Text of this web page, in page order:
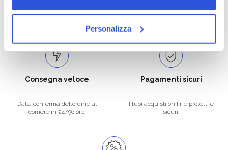
Personalizza
per soddisfare tutte le esigenze.
la spedizione la regaliamo noi.
Consegna veloce
Dalla conferma dell’ordine al
corriere in 24/96 ore.
Pagamenti sicuri
I tuoi acquisti on line protetti e
sicuri.